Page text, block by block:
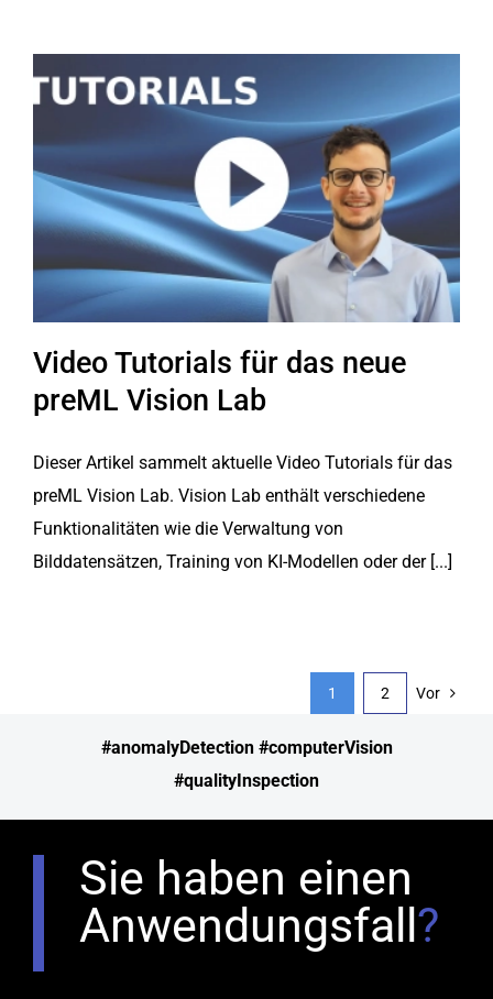
Video Tutorials für das neue
preML Vision Lab
Dieser Artikel sammelt aktuelle Video Tutorials für das
preML Vision Lab. Vision Lab enthält verschiedene
Funktionalitäten wie die Verwaltung von
Bilddatensätzen, Training von KI-Modellen oder der [...]
1 2 Vor
#anomalyDetection #computerVision
#qualityInspection
Sie haben einen
Anwendungsfall?